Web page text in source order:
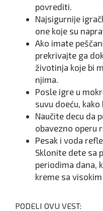
povrediti.
Najsigurnije
one koje su
Ako imate
prekrivajte ga
životinja koje bi
njima.
Posle igre u
suvu doeću,
Naučite decu da
obavezno operu
Pesak i voda
Sklonite dete sa
periodima dana,
kreme sa
PODELI OVU VEST: